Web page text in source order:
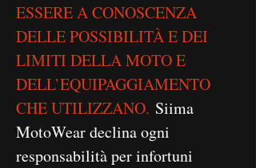
ESSERE A CONOSCENZA
DELLE POSSIBILITÀ E DEI
LIMITI DELLA MOTO E
DELL’EQUIPAGGIAMENTO
CHE UTILIZZANO. Siima
MotoWear declina ogni
responsabilità per infortuni